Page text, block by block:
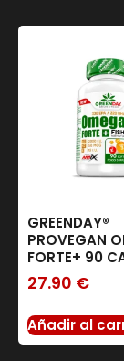
GREENDAY®
PROVEGAN
FORTE+ 90
27.90 €
Añadir al